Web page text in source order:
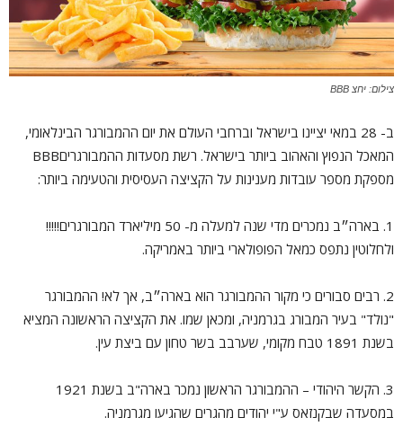
צילום: יחצ BBB
ב- 28 במאי יציינו בישראל וברחבי העולם את יום ההמבורגר הבינלאומי,
המאכל הנפוץ והאהוב ביותר בישראל. רשת מסעדות ההמבורגריםBBB
מספקת מספר עובדות מענינות על הקציצה העסיסית והטעימה ביותר:
1. בארה״ב נמכרים מדי שנה למעלה מ- 50 מיליארד המבורגרים!!!!!
ולחלוטין נתפס כמאל הפופולארי ביותר באמריקה.
2. רבים סבורים כי מקור ההמבורגר הוא בארה״ב, אך לא! ההמבורגר
"נולד" בעיר המבורג בגרמניה, ומכאן שמו. את הקציצה הראשונה המציא
בשנת 1891 טבח מקומי, שערבב בשר טחון עם ביצת עין.
3. הקשר היהודי – ההמבורגר הראשון נמכר בארה"ב בשנת 1921
במסעדה שבקנזאס ע"י יהודים מהגרים שהגיעו מגרמניה.